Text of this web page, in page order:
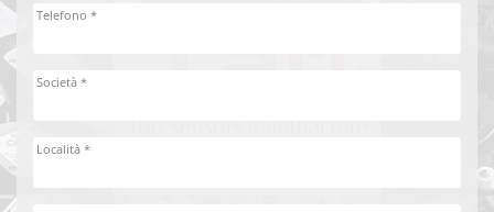
Telefono *
Società *
Località *